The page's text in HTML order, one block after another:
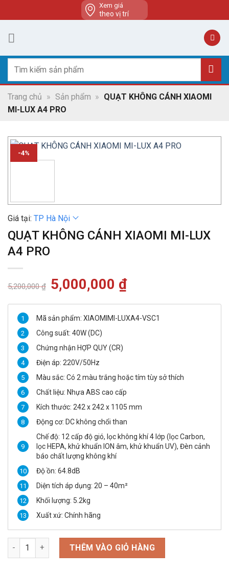
to
content
Xem giá
theo vị trí
kiếm:
Trang chủ » Sản phẩm » QUẠT KHÔNG CÁNH XIAOMI
MI-LUX A4 PRO
-4%
Giá tại: TP Hà Nội
QUẠT KHÔNG CÁNH XIAOMI MI-LUX
A4 PRO
5,200,000₫
Giá
gốc
5,000,000 ₫Giá
5,000,000 ₫.
Mã sản phẩm: XIAOMIMI-LUXA4-VSC1
Công suất: 40W (DC)
Chứng nhận HỢP QUY (CR)
Điện áp: 220V/50Hz
Màu sắc: Có 2 màu trắng hoặc tím tùy sở thích
Chất liệu: Nhựa ABS cao cấp
Kích thước: 242 x 242 x 1105 mm
Động cơ: DC không chổi than
Chế độ: 12 cấp độ gió, lọc không khí 4 lớp (lọc Carbon,
lọc HEPA, khử khuẩn ION âm, khử khuẩn UV), Đèn cảnh
báo chất lượng không khí
Độ ồn: 64.8dB
Diện tích áp dụng: 20 – 40m²
Khối lượng: 5.2kg
Xuất xứ: Chính hãng
QUẠT KHÔNG CÁNH XIAOMI MI-LUX A4 PRO số lượng
THÊM VÀO GIỎ HÀNG